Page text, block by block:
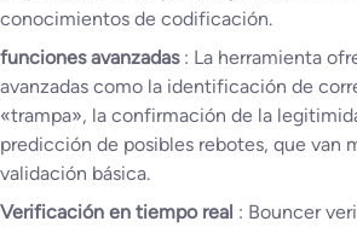
conocimientos de codificación.
funciones avanzadas : La herramienta
avanzadas como la identificación de
«trampa», la confirmación de la
predicción de posibles rebotes, que van
validación básica.
Verificación en tiempo real : Bouncer